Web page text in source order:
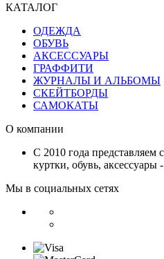
КАТАЛОГ
ОДЕЖДА
ОБУВЬ
АКСЕССУАРЫ
ГРАФФИТИ
ЖУРНАЛЫ И АЛЬБОМЫ
СКЕЙТБОРДЫ
САМОКАТЫ
О компании
С 2010 года
куртки, обувь,
Мы в социальных сетях